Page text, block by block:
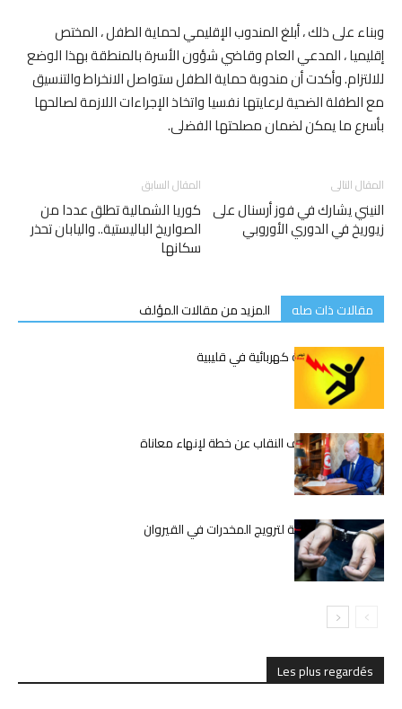
وبناء على ذلك ، أبلغ المندوب الإقليمي لحماية الطفل ، المختص
إقليميا ، المدعي العام وقاضي شؤون الأسرة بالمنطقة بهذا الوضع
للالتزام. وأكدت أن مندوبة حماية الطفل ستواصل الانخراط والتنسيق
مع الطفلة الضحية لرعايتها نفسيا واتخاذ الإجراءات اللازمة لصالحها
بأسرع ما يمكن لضمان مصلحتها الفضلى.
المقال السابق
كوريا الشمالية تطلق عددا من
الصواريخ الباليستية.. واليابان تحذر
سكانها
المقال التالى
النيني يشارك في فوز أرسنال على
زيوريخ في الدوري الأوروبي
مقالات ذات صله
المزيد من مقالات المؤلف
وفاة شاب بصعقة كهربائية في قليبية
قيس سعيّد يكشف النقاب عن خطة لإنهاء معاناة
المعلمين
تفكيك شبكة دولية لترويج المخدرات في القيروان
Les plus regardés